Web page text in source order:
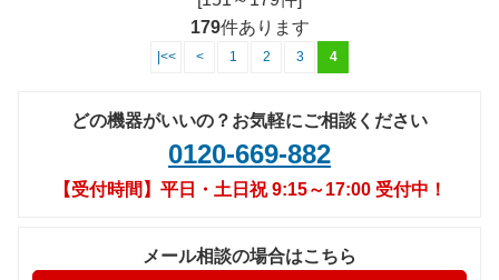
179件あります
|<< < 1 2 3 4
どの機器がいいの？お気軽にご相談ください
0120-669-882
【受付時間】平日・土日祝 9:15～17:00 受付中！
メール相談の場合はこちら